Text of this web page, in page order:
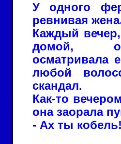
У одного
ревнивая
Каждый
домой,
осматривала
любой
скандал.
Как-то
она заорала
- Ах ты